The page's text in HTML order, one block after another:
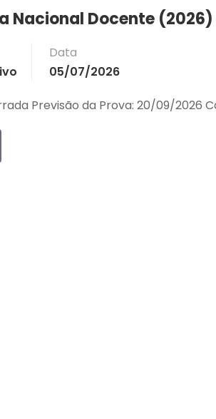
Nacional Docente
Data
05/07/2026
Previsão da Prova: 20/09/2026